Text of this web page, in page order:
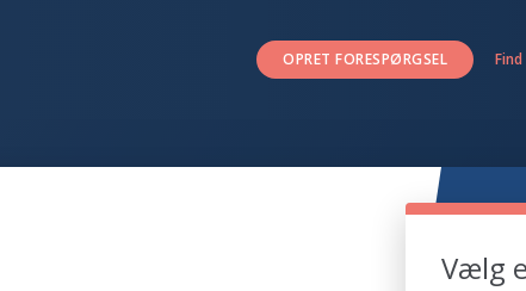
OPRET FORESPØRGSEL
Vælg